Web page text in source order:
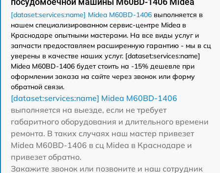
[dataset:services:name] Midea M60BD-1406 выполняется в
нашем специализированном сервис-центре Midea в
Краснодаре опытными мастерами. На все виды услуг и
запчасти предоставляем расширенную гарантию - мы в сц
уверены в качестве наших услуг. [dataset:services:name]
Midea M60BD-1406 будет стоить на -15% дешевле при
оформлении заказа на сайте через звонок или форму
обратной связи.
[dataset:services:name] Midea M60BD-1406
выполняется на выезде, если не требует
габаритного оборудования и длительного времени
ремонта. В таких случаях наш мастер привезет
Midea M60BD-1406 в сц Midea в Краснодаре и
привезет обратно.
Закажите звонок или позвоните и наш сотрудник